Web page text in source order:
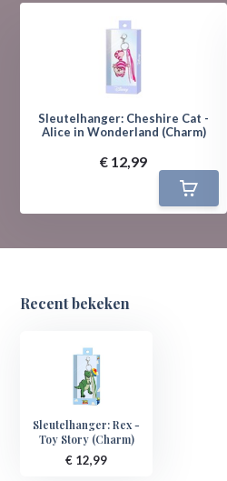
Sleutelhanger: Cheshire Cat -
Alice in Wonderland (Charm)
€ 12,99
Recent bekeken
Sleutelhanger: Rex -
Toy Story (Charm)
€ 12,99